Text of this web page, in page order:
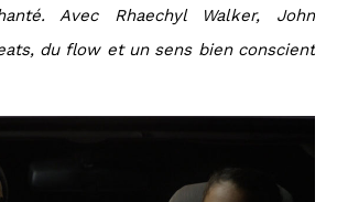
Avec Rhaechyl Walker, John
du flow et un sens bien conscient